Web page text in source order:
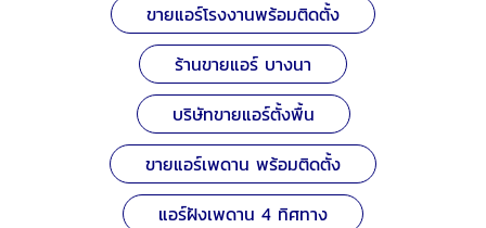
ขายแอร์โรงงานพร้อมติดตั้ง
ร้านขายแอร์ บางนา
บริษัทขายแอร์ตั้งพื้น
ขายแอร์เพดาน พร้อมติดตั้ง
แอร์ฝังเพดาน 4 ทิศทาง